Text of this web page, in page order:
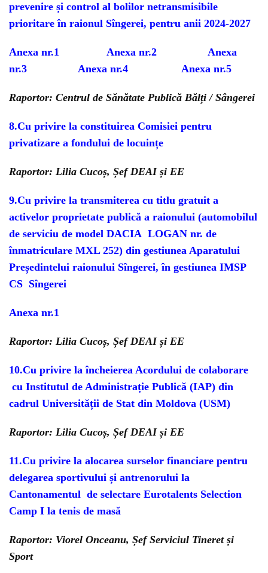
prevenire și control al bolilor netransmisibile
prioritare în raionul Sîngerei, pentru anii 2024-2027
Anexa nr.1 Anexa nr.2
Anexa
nr.3
Anexa nr.4 Anexa nr.5
Raportor: Centrul de Sănătate Publică Bălți / Sângerei
8.Cu privire la constituirea Comisiei pentru
privatizare a fondului de locuințe
Raportor: Lilia Cucoș, Șef DEAI și EE
9.Cu privire la transmiterea cu titlu gratuit a
activelor proprietate publică a raionului (automobilul
de serviciu de model DACIA LOGAN nr. de
înmatriculare MXL 252) din gestiunea Aparatului
Președintelui raionului Sîngerei, în gestiunea IMSP
CS Sîngerei
Anexa nr.1
Raportor: Lilia Cucoș, Șef DEAI și EE
10.Cu privire la încheierea Acordului de colaborare
cu Institutul de Administrație Publică (IAP) din
cadrul Universității de Stat din Moldova (USM)
Raportor: Lilia Cucoș, Șef DEAI și EE
11.Cu privire la alocarea surselor financiare pentru
delegarea sportivului și antrenorului la
Cantonamentul de selectare Eurotalents Selection
Camp I la tenis de masă
Raportor: Viorel Onceanu, Șef Serviciul Tineret și
Sport